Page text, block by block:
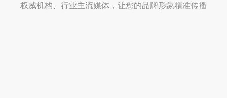
权威机构、行业主流媒体，让您的品牌形象精准传播